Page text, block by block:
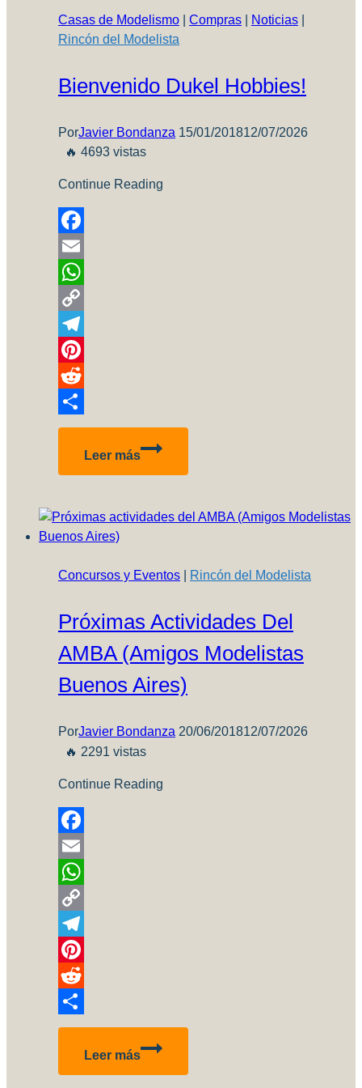
Casas de Modelismo Compras Noticias
Rincón del Modelista
Bienvenido Dukel Hobbies!
PorJavier Bondanza 15/01/201812/07/2026
🔥 4693 vistas
Continue Reading
Facebook
Email
WhatsApp
Copy
Link
Telegram
Pinterest
Reddit
Compartir
Leer más
Bienvenido
Concursos y Eventos Rincón del Modelista
Próximas Actividades Del
AMBA (Amigos Modelistas
Buenos Aires)
PorJavier Bondanza 20/06/201812/07/2026
🔥 2291 vistas
Continue Reading
Facebook
Email
WhatsApp
Copy
Link
Telegram
Pinterest
Reddit
Compartir
Leer más
Próximas